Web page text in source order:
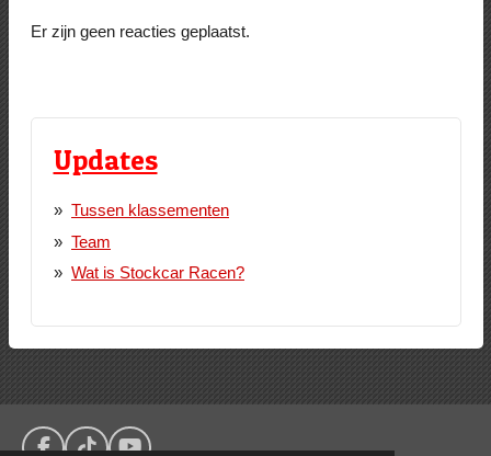
Er zijn geen reacties geplaatst.
Updates
Tussen klassementen
Team
Wat is Stockcar Racen?